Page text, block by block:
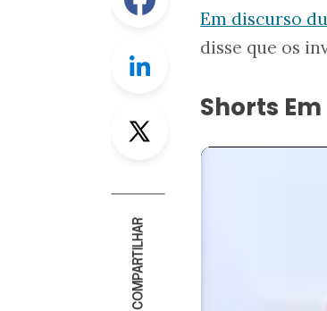
Linkedin
Twitter
COMPARTILHAR
Em discurso
disse que os
Shorts